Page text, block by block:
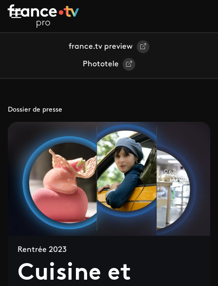
Aller au contenu principal
france.tv preview
Phototele
Dossier de presse
Rentrée 2023
Cuisine et